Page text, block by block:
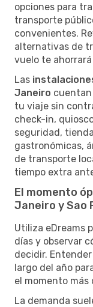
opciones para
transporte
convenientes.
alternativas de
vuelo te
Las
Janeiro cuentan
tu viaje sin
check-in,
seguridad,
gastronómicas,
de transporte
tiempo extra
El momento
Janeiro y Sao
Utiliza eDreams
días y observar
decidir.
largo del año
el momento más
La demanda